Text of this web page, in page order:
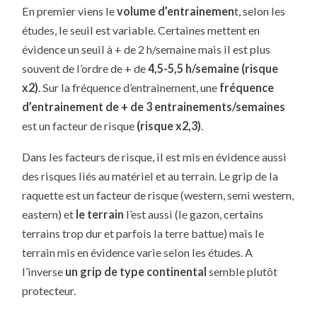
En premier viens levolume d’entrainement, selon les
études, le seuil est variable. Certaines mettent en
évidence un seuil à + de 2 h/semaine mais il est plus
souvent de l’ordre de + de4,5-5,5 h/semaine (risque
x2) . Sur la fréquence d’entrainement, une fréquence
d’entrainement de + de 3 entrainements/semaines
est un facteur de risque (risque x2,3)
Dans les facteurs de risque, il est mis en évidence aussi
des risques liés au matériel et au terrain. Le grip de la
raquette est un facteur de risque (western, semi western,
eastern) et le terrain l’est aussi (le gazon, certains
terrains trop dur et parfois la terre battue) mais le
terrain mis en évidence varie selon les études. A
l’inverse un grip de type continental semble plutôt
protecteur.